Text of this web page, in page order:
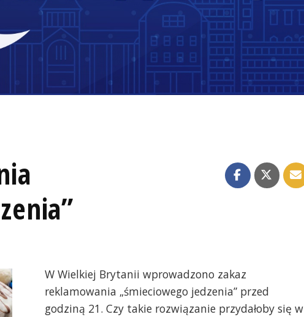
W Wielkiej Brytanii wprowadzono zakaz
reklamowania „śmieciowego jedzenia” przed
godziną 21. Czy takie rozwiązanie przydałoby się w